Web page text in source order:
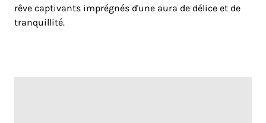
rêve captivants imprégnés d'une aura de délice et de
tranquillité.